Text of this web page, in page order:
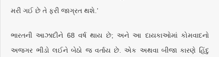
મરી ગઈ છે તે ફરી જાગ્રત થશે.’
ભારતની આઝાદીને 68 વર્ષ થાય છે; અને આ દાયકાઓમાં કોમવાદનો
અજગર ભીડો લઈને બેઠો જ વર્તાય છે. એક અથવા બીજા કારણે હિંદુ